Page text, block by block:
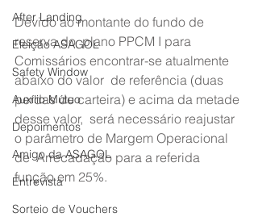
After Landing
Eleição ASAGOL
Safety Window
Auxílio Mútuo
Depoimentos
Amigo da ASAGOL
Entrevista
Sorteio de Vouchers
Devido ao montante do fundo de
reserva do  plano PPCM I para
Comissários encontrar-se atualmente
abaixo do valor  de referência (duas
perdas de carteira) e acima da metade
desse valor,  será necessário reajustar
o parâmetro de Margem Operacional
de  Arrecadação para a referida
função em 25%.